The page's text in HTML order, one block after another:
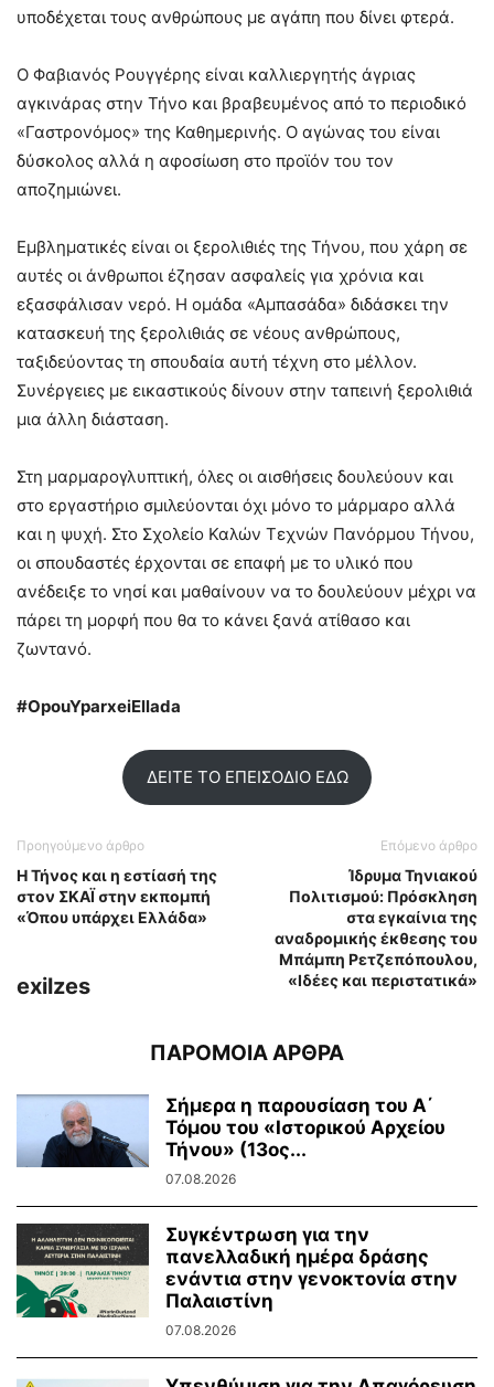
υποδέχεται τους ανθρώπους με αγάπη που δίνει φτερά.
Ο Φαβιανός Ρουγγέρης είναι καλλιεργητής άγριας
αγκινάρας στην Τήνο και βραβευμένος από το περιοδικό
«Γαστρονόμος» της Καθημερινής. Ο αγώνας του είναι
δύσκολος αλλά η αφοσίωση στο προϊόν του τον
αποζημιώνει.
Εμβληματικές είναι οι ξερολιθιές της Τήνου, που χάρη σε
αυτές οι άνθρωποι έζησαν ασφαλείς για χρόνια και
εξασφάλισαν νερό. Η ομάδα «Αμπασάδα» διδάσκει την
κατασκευή της ξερολιθιάς σε νέους ανθρώπους,
ταξιδεύοντας τη σπουδαία αυτή τέχνη στο μέλλον.
Συνέργειες με εικαστικούς δίνουν στην ταπεινή ξερολιθιά
μια άλλη διάσταση.
Στη μαρμαρογλυπτική, όλες οι αισθήσεις δουλεύουν και
στο εργαστήριο σμιλεύονται όχι μόνο το μάρμαρο αλλά
και η ψυχή. Στο Σχολείο Καλών Τεχνών Πανόρμου Τήνου,
οι σπουδαστές έρχονται σε επαφή με το υλικό που
ανέδειξε το νησί και μαθαίνουν να το δουλεύουν μέχρι να
πάρει τη μορφή που θα το κάνει ξανά ατίθασο και
ζωντανό.
#OpouYparxeiEllada
ΔΕΙΤΕ ΤΟ ΕΠΕΙΣΟΔΙΟ ΕΔΩ
Προηγούμενο άρθρο
Η Τήνος και η εστίασή της
στον ΣΚΑΪ στην εκπομπή
«Όπου υπάρχει Ελλάδα»
Επόμενο άρθρο
Ίδρυμα Τηνιακού
Πολιτισμού: Πρόσκληση
στα εγκαίνια της
αναδρομικής έκθεσης του
Μπάμπη Ρετζεπόπουλου,
«Ιδέες και περιστατικά»
exilzes
ΠΑΡΟΜΟΙΑ ΑΡΘΡΑ
Σήμερα η παρουσίαση του Α΄
Τόμου του «Ιστορικού Αρχείου
Τήνου» (13ος...
07.08.2026
Συγκέντρωση για την
πανελλαδική ημέρα δράσης
ενάντια στην γενοκτονία στην
Παλαιστίνη
07.08.2026